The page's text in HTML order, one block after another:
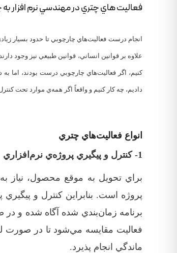
فعاليت هاي چتري در مهندسي نرم افزار
‏انجام درست فعاليت‌هاي چارچوبي تا حدود بسيار
علاوه بر قوانين انساني، قوانين طبيعي نيز وجود
کنيم، اگر فعاليت‌هاي چارچوبي درست بودند، اما
داديم، چه کار کنيم و واقعاً اگر همه‌ي موارد تحت
انواع فعاليتهاي چتري
1- کنترل و پيگيري پروژه‌‌ي نرم‌افزاري
براي تحويل به موقع محصول، نياز
پروژه است. بنابراين کنترل و
برنامه زمان‌بندي شده آگاه شده و در
فعاليت مقايسه مي‌شود تا در صورت
ماندگي انجام پذيرد.